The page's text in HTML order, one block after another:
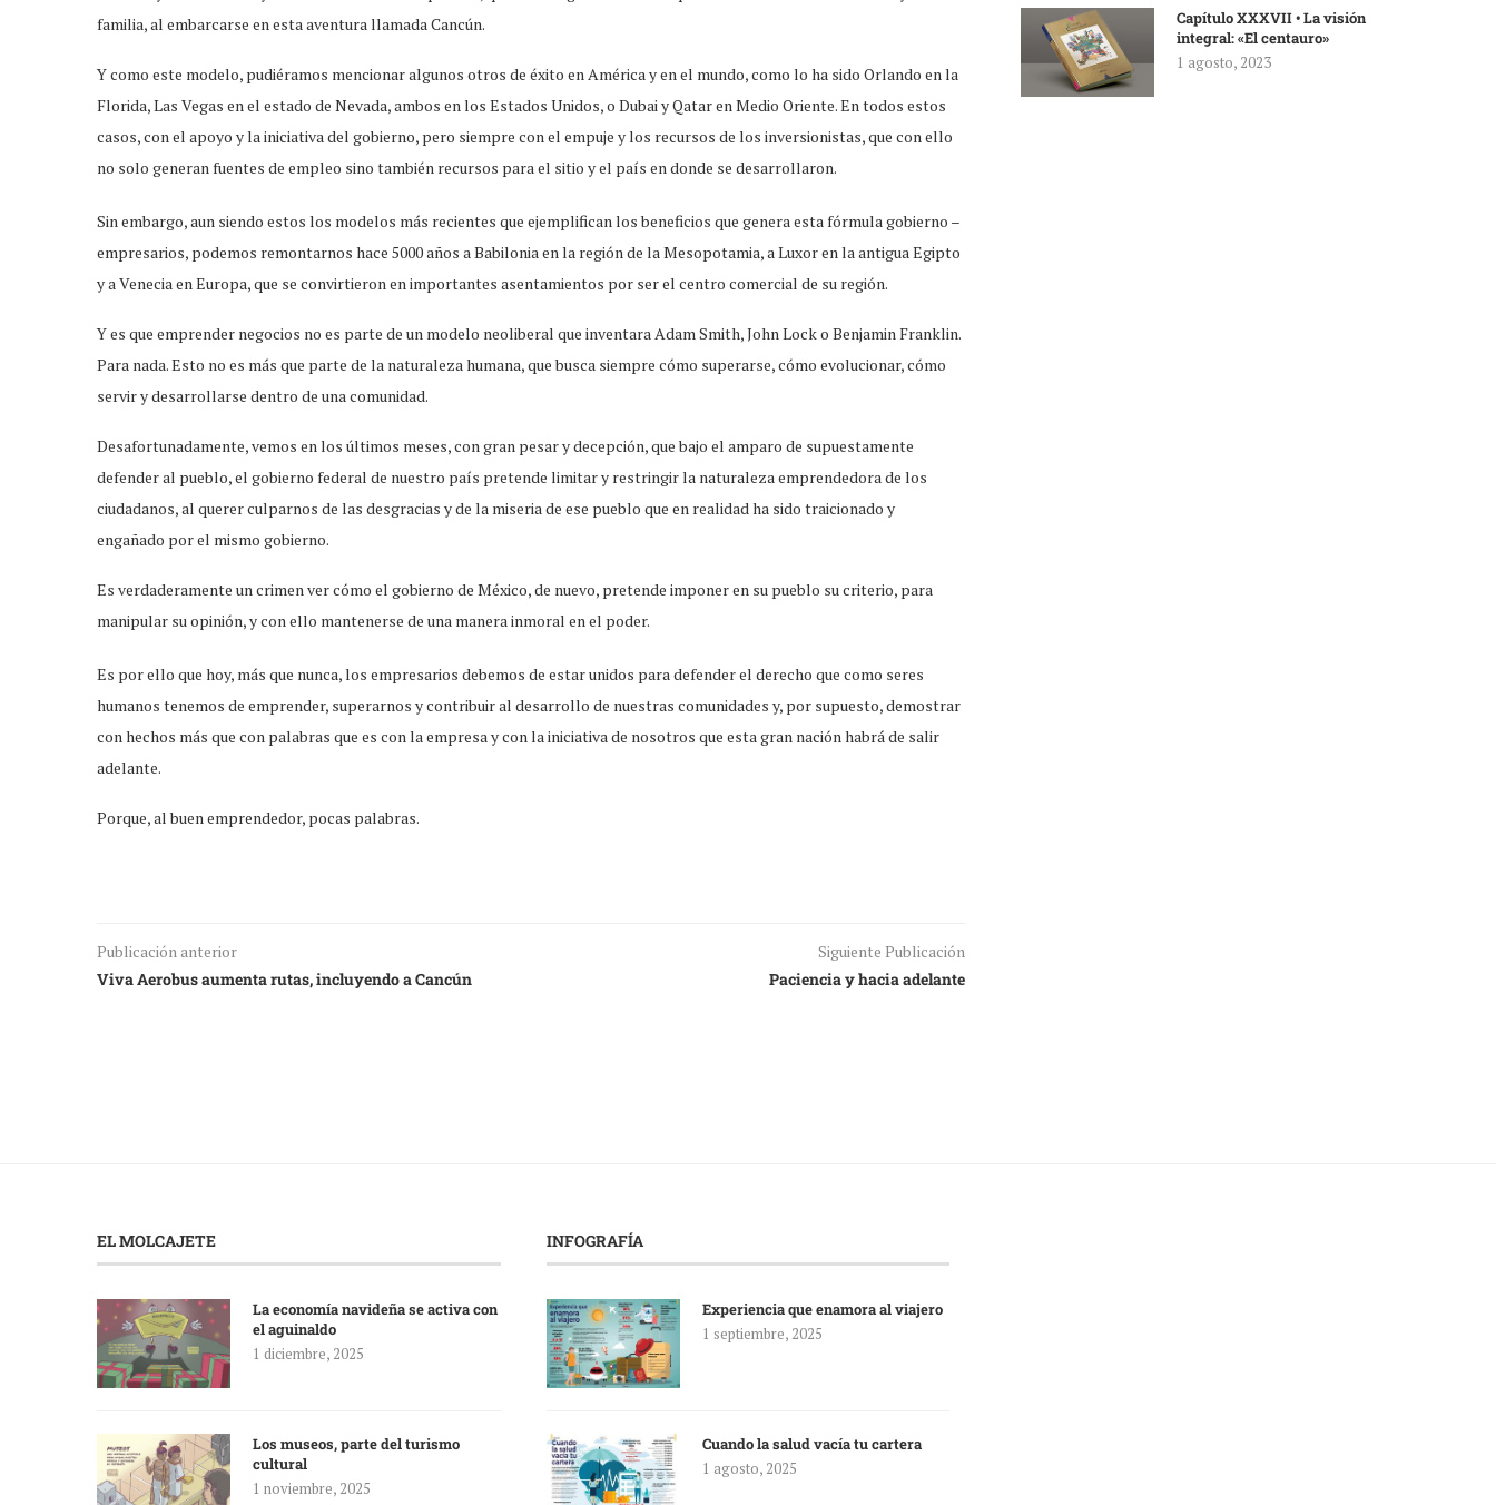
familia, al embarcarse en esta aventura llamada Cancún.
Y como este modelo, pudiéramos mencionar algunos otros de éxito en América y en el mundo, como lo ha sido Orlando en la
Florida, Las Vegas en el estado de Nevada, ambos en los Estados Unidos, o Dubai y Qatar en Medio Oriente. En todos estos
casos, con el apoyo y la iniciativa del gobierno, pero siempre con el empuje y los recursos de los inversionistas, que con ello
no solo generan fuentes de empleo sino también recursos para el sitio y el país en donde se desarrollaron.
Sin embargo, aun siendo estos los modelos más recientes que ejemplifican los beneficios que genera esta fórmula gobierno –
empresarios, podemos remontarnos hace 5000 años a Babilonia en la región de la Mesopotamia, a Luxor en la antigua Egipto
y a Venecia en Europa, que se convirtieron en importantes asentamientos por ser el centro comercial de su región.
Y es que emprender negocios no es parte de un modelo neoliberal que inventara Adam Smith, John Lock o Benjamin Franklin.
Para nada. Esto no es más que parte de la naturaleza humana, que busca siempre cómo superarse, cómo evolucionar, cómo
servir y desarrollarse dentro de una comunidad.
Desafortunadamente, vemos en los últimos meses, con gran pesar y decepción, que bajo el amparo de supuestamente
defender al pueblo, el gobierno federal de nuestro país pretende limitar y restringir la naturaleza emprendedora de los
ciudadanos, al querer culparnos de las desgracias y de la miseria de ese pueblo que en realidad ha sido traicionado y
engañado por el mismo gobierno.
Es verdaderamente un crimen ver cómo el gobierno de México, de nuevo, pretende imponer en su pueblo su criterio, para
manipular su opinión, y con ello mantenerse de una manera inmoral en el poder.
Es por ello que hoy, más que nunca, los empresarios debemos de estar unidos para defender el derecho que como seres
humanos tenemos de emprender, superarnos y contribuir al desarrollo de nuestras comunidades y, por supuesto, demostrar
con hechos más que con palabras que es con la empresa y con la iniciativa de nosotros que esta gran nación habrá de salir
adelante.
Porque, al buen emprendedor, pocas palabras.
Publicación anterior
Viva Aerobus aumenta rutas, incluyendo a Cancún
Siguiente Publicación
Paciencia y hacia adelante
Capítulo XXXVII • La visión
integral: «El centauro»
1 agosto, 2023
EL MOLCAJETE
La economía navideña se activa con
el aguinaldo
1 diciembre, 2025
Los museos, parte del turismo
cultural
1 noviembre, 2025
INFOGRAFÍA
Experiencia que enamora al viajero
1 septiembre, 2025
Cuando la salud vacía tu cartera
1 agosto, 2025